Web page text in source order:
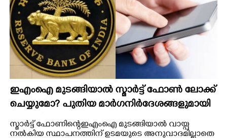
ഇഎംഐ മുടങ്ങിയാൽ സ്മാർട്ട് ഫോൺ ലോക്ക്
ചെയ്യുമോ? പുതിയ മാർഗനിർദേശങ്ങളുമായി
ആർബിഐ
സ്മാർട്ട് ഫോണിന്റെ ഇഎംഐ മുടങ്ങിയാല്‍ വായ്പ
നല്‍കിയ സ്ഥാപനത്തിന് ഉടമയുടെ അനുവാദമില്ലാതെ